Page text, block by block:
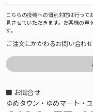
こちらの投稿への個別対応は行っ
見させていただきます。お客様の声
す。
ご注文にかかわるお問い合わ
■ お問合せ
ゆめタウン・ゆめマート・